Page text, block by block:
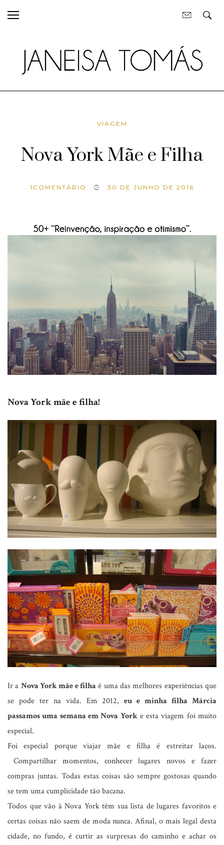
VIAGEM
Nova York Mãe e Filha
1 COMENTÁRIO 30 DE JUNHO DE 2016
Nova York mãe e filha!
Ir a Nova York mãe e filha é uma das melhores experiências que
se pode ter na vida. Em 2012,eu e minha filha Márcia
passamos uma semana em Nova Yorke esta viagem foi muito
especial.
Foi especial porque viajar mãe e filha é estreitar laços.
Compartilhar momentos, conhecer lugares novos e fazer
compras juntas. Todas estas coisas são sempre gostosas quando
se tem uma cumplicidade tão bacana.
Todos que vão à Nova York têm sua lista de lugares favoritos e
certas coisas não saem de moda nunca. Afinal, o mais legal desta
cidade, no fundo, é curtir as surpresas do caminho e achar os